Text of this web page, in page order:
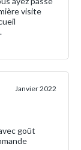
visite
Janvier 2022
goût